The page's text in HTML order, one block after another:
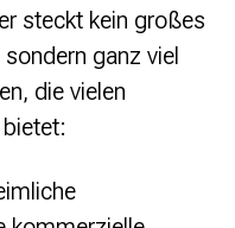
steckt kein großes
ganz viel
die vielen